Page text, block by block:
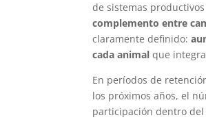
de sistemas
complemento entre
claramente definido:
cada animal que
En períodos de
los próximos años, el
participación dentro